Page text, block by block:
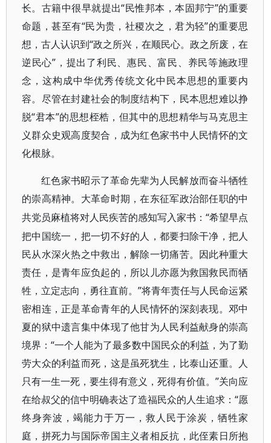
长。古籍中很早就提出“民惟邦本，本固邦宁”的重要
命题，甚至有“民为贵，社稷次之，君为轻”的重要思
想，古人认识到“政之所兴，在顺民心。政之所废，在
逆民心”，提出了利民、惠民、富民、养民等施政理
念，这构成中华优秀传统文化中民本思想的重要内
容。尽管在封建社会的制度结构下，民本思想难以挣
脱“君本”的思想桎梏，但其中的思想精华与马克思主
义群众史观高度契合，成为红色家书中人民情怀的文
化根脉。
红色家书昭示了革命先辈为人民解放而奋斗牺牲
的崇高精神。大革命时期，在东征军政治部任职的中
共党员麻植将对人民疾苦的感知写入家书：“希望早点
把中国统一，把一切不好的人，都要扫除干净，把人
民从水深火热之中救出，解除一切痛苦。因此种重大
责任，是青年应负起的，所以儿亦愿为救国救民而牺
牲，立定志向，勇往直前。”将青年责任与人民命运紧
密相连，正是革命青年的人民情怀的深刻表现。邓中
夏的狱中遗言集中体现了他甘为人民利益献身的崇高
境界：“一个人能为了最多数中国民众的利益，为了勤
劳大众的利益而死，这是虽死犹生，比泰山还重。人
只有一生一死，要生得有意义，死得有价值。”关向应
在给叔父的信中明确表达了造福民众的人生追求：“愿
终身奔波，竭能力于万一，救人民于涂炭，牺牲家
庭，拼死力与国际帝国主义者相反抗，此侄素日所抱